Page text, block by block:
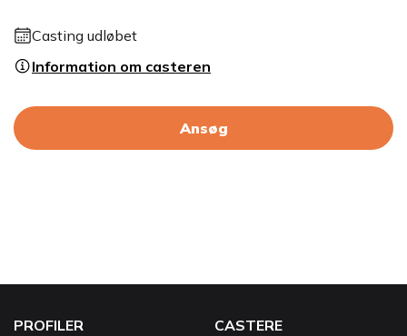
Casting udløbet
Information om casteren
Ansøg
PROFILER CASTERE